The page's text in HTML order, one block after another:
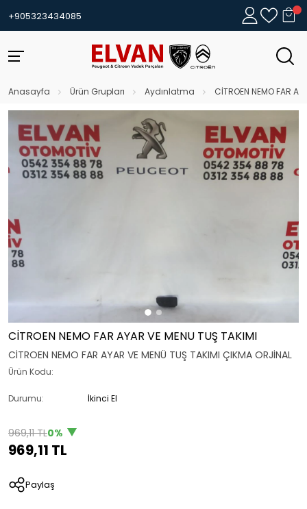
+905323434085
Anasayfa Ürün Grupları Aydınlatma CİTROEN NEMO FAR
CİTROEN NEMO FAR AYAR VE MENU TUŞ TAKIMI
CİTROEN NEMO FAR AYAR VE MENÜ TUŞ TAKIMI ÇIKMA ORJİNAL
Ürün Kodu:
Durumu: İkinci El
969,11 TL0%
969,11 TL
Paylaş